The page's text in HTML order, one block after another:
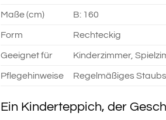
Maße (cm) B: 160
Form Rechteckig
Geeignet für Kinderzimmer,
Pflegehinweise Regelmäßiges
Ein Kinderteppich, der